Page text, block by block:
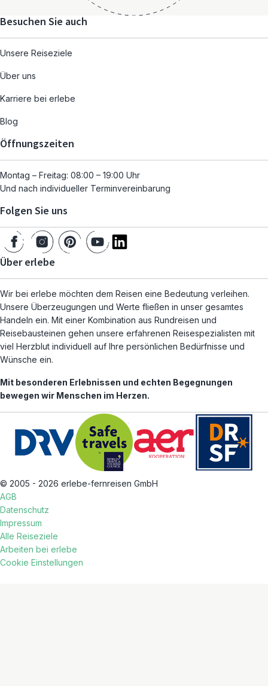
Besuchen Sie auch
Unsere Reiseziele
Über uns
Karriere bei erlebe
Blog
Öffnungszeiten
Montag – Freitag: 08:00 – 19:00 Uhr
Und nach individueller Terminvereinbarung
Folgen Sie uns
Über erlebe
Wir bei erlebe möchten dem Reisen eine Bedeutung verleihen.
Unsere Überzeugungen und Werte fließen in unser gesamtes
Handeln ein. Mit einer Kombination aus Rundreisen und
Reisebausteinen gehen unsere erfahrenen Reisespezialisten mit
viel Herzblut individuell auf Ihre persönlichen Bedürfnisse und
Wünsche ein.
Mit besonderen Erlebnissen und echten Begegnungen
bewegen wir Menschen im Herzen.
© 2005 - 2026 erlebe-fernreisen GmbH
AGB
Datenschutz
Impressum
Alle Reiseziele
Arbeiten bei erlebe
Cookie Einstellungen